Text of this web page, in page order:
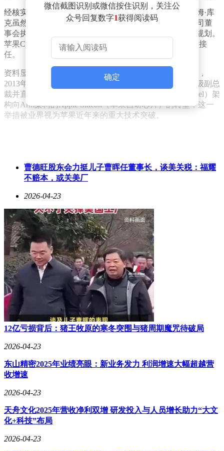
经核实，这则消息纯属虚构。苹果公司此前已宣布，蒂姆·库
克虽然将卸任CEO职务，但不会离开苹果，而是转任公司董
事会执行主席，继续专注于苹果董事会事务与长期战略规划。
苹果CEO职位将由现任硬件工程高级副总裁约翰·特努斯接
任。
资料显示，约翰·特努斯于2001年加入苹果产品设计团队，
2013年升任硬件工程副总裁，2021年晋升为硬件工程高级副总
裁并直接向库克汇报工作。他主导了Mac产品从x86（Intel）架
构向Arm架构的Apple Silicon（苹果自研芯片）的转型，这一
举措被业界视为苹果近年来的重大技术突破。
微信截图识别或微信按住识别，关注公
众号回复数字1获得阅读码
确定
曹德旺股东会力挺儿子曹晖任董事长，谈美关税：福耀
不赔本，或关美厂
2026-04-23
12亿亏损背后：猪王牧原的寒冬突围与猪周期魔咒待破局
2026-04-23
东山精密2025年业绩亮眼：新业务发力 利润增速大幅超越营
收增速
2026-04-23
天舟文化2025年营收净利双增 研发投入与人员增长助力“大文
化+科技”布局
2026-04-23